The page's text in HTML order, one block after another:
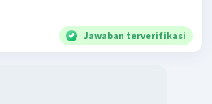
Jawaban terverifikasi